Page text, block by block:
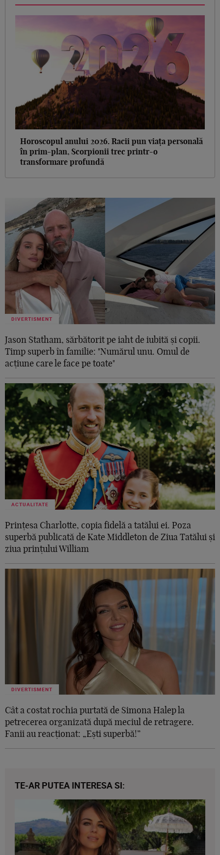
Horoscopul anului 2026. Racii pun viața personală
în prim-plan, Scorpionii trec printr-o
transformare profundă
DIVERTISMENT
Jason Statham, sărbătorit pe iaht de iubită și copii.
Timp superb în familie: "Numărul unu. Omul de
acțiune care le face pe toate"
ACTUALITATE
Prințesa Charlotte, copia fidelă a tatălui ei. Poza
superbă publicată de Kate Middleton de Ziua Tatălui și
ziua prințului William
DIVERTISMENT
Cât a costat rochia purtată de Simona Halep la
petrecerea organizată după meciul de retragere.
Fanii au reacționat: „Ești superbă!”
TE-AR PUTEA INTERESA SI: